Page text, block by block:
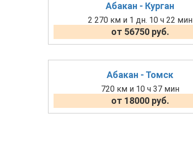
Абакан - Курган
2 270 км и 1 дн. 10 ч 22 мин
от 56750 руб.
Абакан - Томск
720 км и 10 ч 37 мин
от 18000 руб.